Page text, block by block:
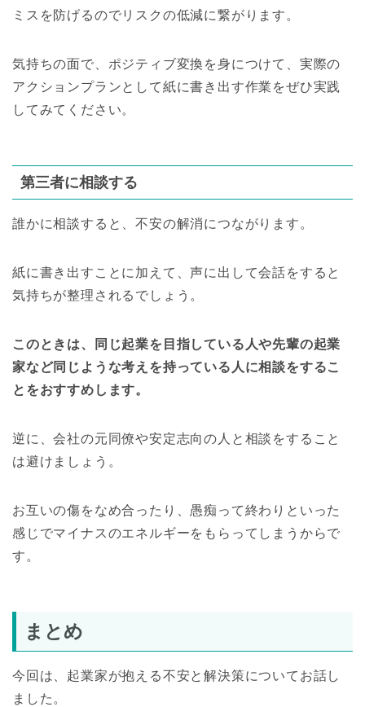
ミスを防げるのでリスクの低減に繋がります。
気持ちの面で、ポジティブ変換を身につけて、実際の
アクションプランとして紙に書き出す作業をぜひ実践
してみてください。
第三者に相談する
誰かに相談すると、不安の解消につながります。
紙に書き出すことに加えて、声に出して会話をすると
気持ちが整理されるでしょう。
このときは、同じ起業を目指している人や先輩の起業
家など同じような考えを持っている人に相談をするこ
とをおすすめします。
逆に、会社の元同僚や安定志向の人と相談をすること
は避けましょう。
お互いの傷をなめ合ったり、愚痴って終わりといった
感じでマイナスのエネルギーをもらってしまうからで
す。
まとめ
今回は、起業家が抱える不安と解決策についてお話し
ました。